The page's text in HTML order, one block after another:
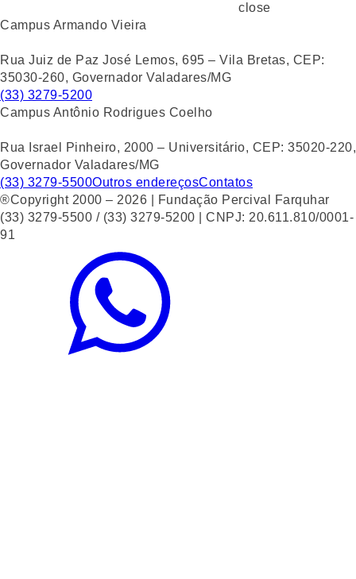
close
Campus Armando Vieira
Rua Juiz de Paz José Lemos, 695 – Vila Bretas, CEP:
35030-260, Governador Valadares/MG
(33) 3279-5200
Campus Antônio Rodrigues Coelho
Rua Israel Pinheiro, 2000 – Universitário, CEP: 35020-220,
Governador Valadares/MG
(33) 3279-5500Outros endereçosContatos
®Copyright 2000 – 2026 | Fundação Percival Farquhar
(33) 3279-5500 / (33) 3279-5200 | CNPJ: 20.611.810/0001-
91